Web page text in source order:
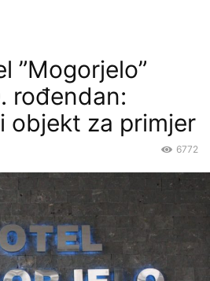
”Mogorjelo”
rođendan:
objekt za primjer
6772